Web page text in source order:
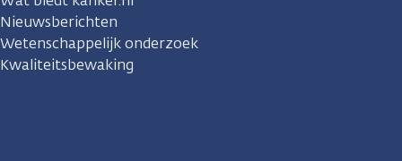
Nieuwsberichten
Wetenschappelijk onderzoek
Kwaliteitsbewaking